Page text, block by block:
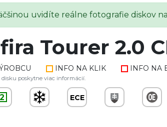
uvidíte reálne fotografie diskov
Tourer 2.0
INFO NA KLIK INFO NA
poskytne viac informácií.
2 ECE